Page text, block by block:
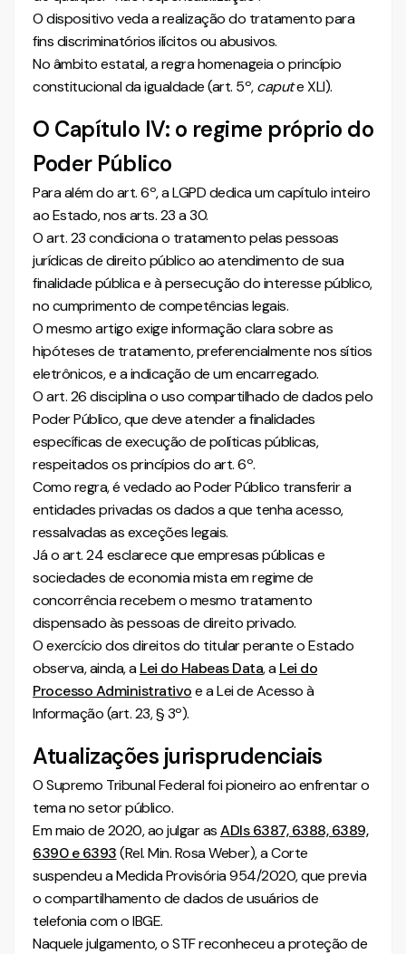
O dispositivo veda a realização do tratamento para
fins discriminatórios ilícitos ou abusivos.
No âmbito estatal, a regra homenageia o princípio
constitucional da igualdade (art. 5º,capute XLI).
O Capítulo IV: o regime próprio do
Poder Público
Para além do art. 6º, a LGPD dedica um capítulo inteiro
ao Estado, nos arts. 23 a 30.
O art. 23 condiciona o tratamento pelas pessoas
jurídicas de direito público ao atendimento de sua
finalidade pública e à persecução do interesse público,
no cumprimento de competências legais.
O mesmo artigo exige informação clara sobre as
hipóteses de tratamento, preferencialmente nos sítios
eletrônicos, e a indicação de um encarregado.
O art. 26 disciplina o uso compartilhado de dados pelo
Poder Público, que deve atender a finalidades
específicas de execução de políticas públicas,
respeitados os princípios do art. 6º.
Como regra, é vedado ao Poder Público transferir a
entidades privadas os dados a que tenha acesso,
ressalvadas as exceções legais.
Já o art. 24 esclarece que empresas públicas e
sociedades de economia mista em regime de
concorrência recebem o mesmo tratamento
dispensado às pessoas de direito privado.
O exercício dos direitos do titular perante o Estado
observa, ainda, aLei do Habeas Data, aLei do
Processo Administrativoe a Lei de Acesso à
Informação (art. 23, § 3º).
Atualizações jurisprudenciais
O Supremo Tribunal Federal foi pioneiro ao enfrentar o
tema no setor público.
Em maio de 2020, ao julgar asADIs 6387, 6388, 6389,
6390 e 6393(Rel. Min. Rosa Weber), a Corte
suspendeu a Medida Provisória 954/2020, que previa
o compartilhamento de dados de usuários de
telefonia com o IBGE.
Naquele julgamento, o STF reconheceu a proteção de